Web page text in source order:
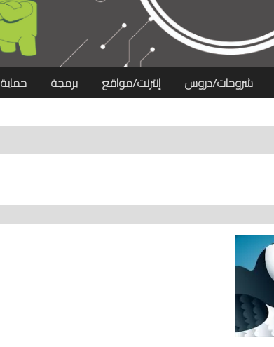
شروحات/دروس إنترنت/مواقع برمجة حماية